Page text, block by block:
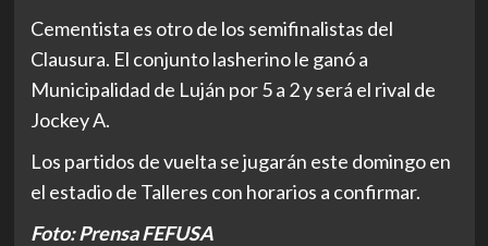
Cementista es otro de los semifinalistas del
Clausura. El conjunto lasherino le ganó a
Municipalidad de Luján por 5 a 2 y será el rival de
Jockey A.
Los partidos de vuelta se jugarán este domingo en
el estadio de Talleres con horarios a confirmar.
Foto: Prensa FEFUSA